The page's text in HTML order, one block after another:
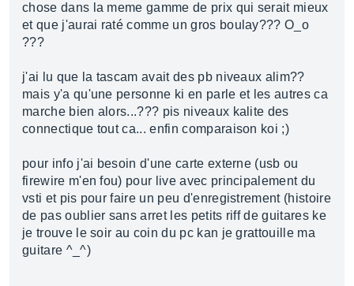
chose dans la meme gamme de prix qui serait mieux
et que j'aurai raté comme un gros boulay??? O_o
???
j'ai lu que la tascam avait des pb niveaux alim??
mais y'a qu'une personne ki en parle et les autres ca
marche bien alors...??? pis niveaux kalite des
connectique tout ca... enfin comparaison koi ;)
pour info j'ai besoin d'une carte externe (usb ou
firewire m'en fou) pour live avec principalement du
vsti et pis pour faire un peu d'enregistrement (histoire
de pas oublier sans arret les petits riff de guitares ke
je trouve le soir au coin du pc kan je grattouille ma
guitare ^_^)